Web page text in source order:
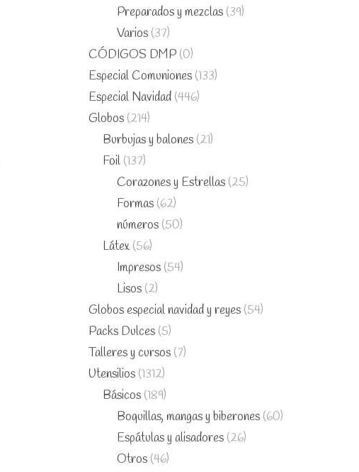
Preparados y mezclas (39)
Varios (37)
CÓDIGOS DMP (0)
Especial Comuniones (133)
Especial Navidad (446)
Globos (214)
Burbujas y balones (21)
Foil (137)
Corazones y Estrellas (25)
Formas (62)
números (50)
Látex (56)
Impresos (54)
Lisos (2)
Globos especial navidad y reyes (54)
Packs Dulces (5)
Talleres y cursos (7)
Utensilios (1312)
Básicos (189)
Boquillas, mangas y biberones (60)
Espátulas y alisadores (26)
Otros (46)